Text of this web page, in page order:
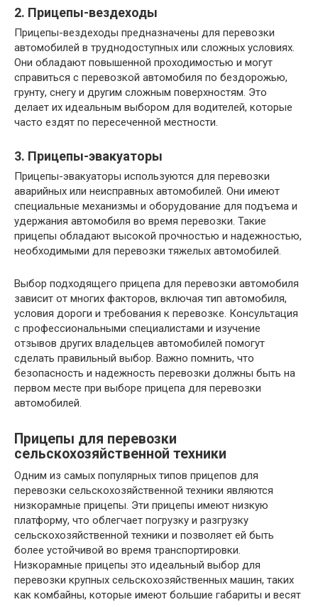
2. Прицепы-вездеходы
Прицепы-вездеходы предназначены для перевозки
автомобилей в труднодоступных или сложных условиях.
Они обладают повышенной проходимостью и могут
справиться с перевозкой автомобиля по бездорожью,
грунту, снегу и другим сложным поверхностям. Это
делает их идеальным выбором для водителей, которые
часто ездят по пересеченной местности.
3. Прицепы-эвакуаторы
Прицепы-эвакуаторы используются для перевозки
аварийных или неисправных автомобилей. Они имеют
специальные механизмы и оборудование для подъема и
удержания автомобиля во время перевозки. Такие
прицепы обладают высокой прочностью и надежностью,
необходимыми для перевозки тяжелых автомобилей.
Выбор подходящего прицепа для перевозки автомобиля
зависит от многих факторов, включая тип автомобиля,
условия дороги и требования к перевозке. Консультация
с профессиональными специалистами и изучение
отзывов других владельцев автомобилей помогут
сделать правильный выбор. Важно помнить, что
безопасность и надежность перевозки должны быть на
первом месте при выборе прицепа для перевозки
автомобилей.
Прицепы для перевозки
сельскохозяйственной техники
Одним из самых популярных типов прицепов для
перевозки сельскохозяйственной техники являются
низкорамные прицепы. Эти прицепы имеют низкую
платформу, что облегчает погрузку и разгрузку
сельскохозяйственной техники и позволяет ей быть
более устойчивой во время транспортировки.
Низкорамные прицепы это идеальный выбор для
перевозки крупных сельскохозяйственных машин, таких
как комбайны, которые имеют большие габариты и весят